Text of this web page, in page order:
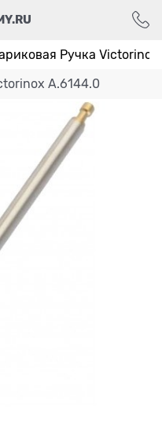
Ручка Victorinox
A.6144.0